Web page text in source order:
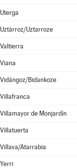
Uterga
Uztárroz/Uztarroze
Valtierra
Viana
Vidángoz/Bidankoze
Villafranca
Villamayor de Monjardín
Villatuerta
Villava/Atarrabia
Yerri